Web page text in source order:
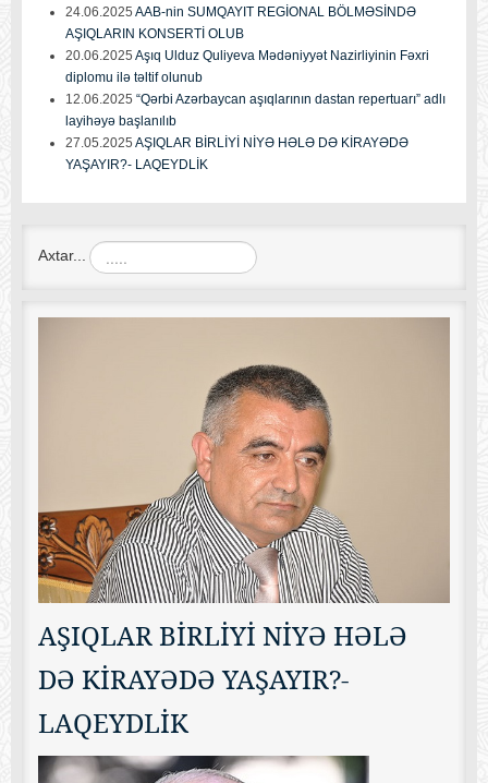
24.06.2025 AAB-nin SUMQAYIT REGİONAL BÖLMƏSİNDƏ
AŞIQLARIN KONSERTİ OLUB
20.06.2025 Aşıq Ulduz Quliyeva Mədəniyyət Nazirliyinin Fəxri
diplomu ilə təltif olunub
12.06.2025 “Qərbi Azərbaycan aşıqlarının dastan repertuarı” adlı
layihəyə başlanılıb
27.05.2025 AŞIQLAR BİRLİYİ NİYƏ HƏLƏ DƏ KİRAYƏDƏ
YAŞAYIR?- LAQEYDLİK
Axtar...
AŞIQLAR BİRLİYİ NİYƏ HƏLƏ
DƏ KİRAYƏDƏ YAŞAYIR?-
LAQEYDLİK